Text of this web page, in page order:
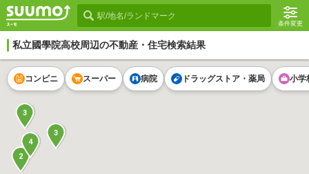
条件変更
私立國學院高校周辺の不動産・住宅検索結果
2
3
4
3
コンビニ スーパー 病院 ドラッグストア・薬局 小学